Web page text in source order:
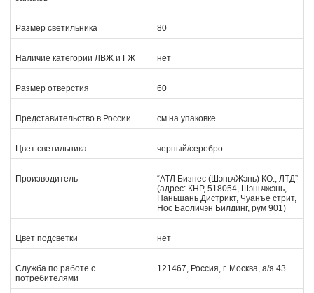
Размер светильника 80
Наличие категории ЛВЖ и ГЖ нет
Размер отверстия 60
Представительство в России см на упаковке
Цвет светильника черный/серебро
Производитель
“АТЛ Бизнес (ШэньчЖэнь) КО., ЛТД”
(адрес: КНР, 518054, Шэньчжэнь,
Наньшань Дистрикт, Чуанъе стрит,
Нос Баоличэн Билдинг, рум 901)
Цвет подсветки нет
Служба по работе с
потребителями
121467, Россия, г. Москва, а/я 43.